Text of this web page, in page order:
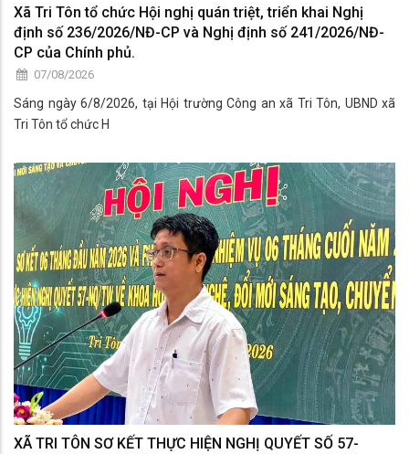
Xã Tri Tôn tổ chức Hội nghị quán triệt, triển khai Nghị
định số 236/2026/NĐ-CP và Nghị định số 241/2026/NĐ-
CP của Chính phủ.
07/08/2026
Sáng ngày 6/8/2026, tại Hội trường Công an xã Tri Tôn, UBND xã
Tri Tôn tổ chức H
XÃ TRI TÔN SƠ KẾT THỰC HIỆN NGHỊ QUYẾT SỐ 57-